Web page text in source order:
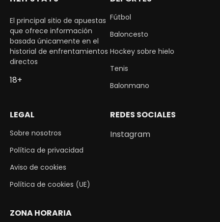
El principal sitio de apuestas
que ofrece información
basada únicamente en el
historial de enfrentamientos
directos
18+
Fútbol
Baloncesto
Hockey sobre hielo
Tenis
Balonmano
LEGAL
Sobre nosotros
Política de privacidad
Aviso de cookies
Política de cookies (UE)
REDES SOCIALES
Instagram
ZONA HORARIA